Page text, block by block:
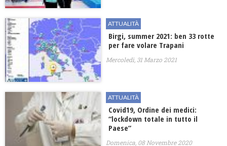
ATTUALITÀ
Birgi, summer 2021: ben 33 rotte
per fare volare Trapani
Mercoledì, 31 Marzo 2021
ATTUALITÀ
Covid19, Ordine dei medici:
“lockdown totale in tutto il
Paese”
Domenica, 08 Novembre 2020